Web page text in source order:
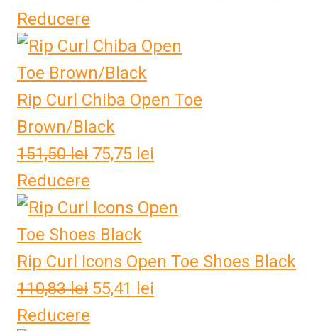
Reducere
Rip Curl Chiba Open Toe
Brown/Black
151,50lei Prețul
a
fost:
151,50 lei.
75,75 lei
este:
Reducere
Rip Curl Icons Open Toe Shoes Black
110,83lei Prețul
55,41 lei
Reducere